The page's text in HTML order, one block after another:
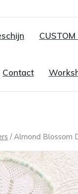
Contact
/ Almond Blossom